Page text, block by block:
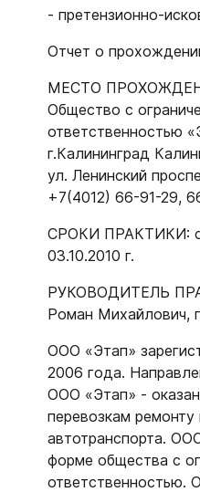
- претензионно-
Отчет о
МЕСТО
Общество с
ответственностью
г.Калининград
ул. Ленинский
+7(4012) 66-91-29,
СРОКИ ПРАКТИКИ: с
03.10.2010 г.
РУКОВОДИТЕЛЬ
Роман Михайлович,
ООО «Этап»
2006 года.
ООО «Этап» -
перевозкам
автотранспорта.
форме общества с
ответственностью.